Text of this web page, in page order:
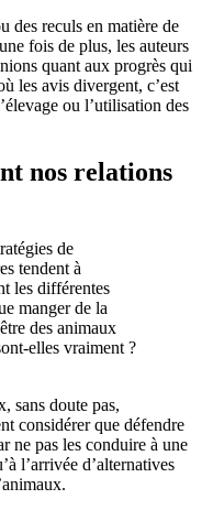
des reculs en matière de
fois de plus, les auteurs
quant aux progrès qui
les avis divergent, c’est
ou l’utilisation des
nos relations
de
tendent à
les différentes
manger de la
des animaux
elles vraiment ?
sans doute pas,
considérer que défendre
ne pas les conduire à une
l’arrivée d’alternatives